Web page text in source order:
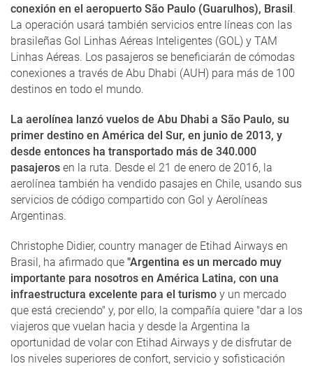
conexión en el aeropuerto São Paulo (Guarulhos), Brasil.
La operación usará también servicios entre líneas con las
brasileñas Gol Linhas Aéreas Inteligentes (GOL) y TAM
Linhas Aéreas. Los pasajeros se beneficiarán de cómodas
conexiones a través de Abu Dhabi (AUH) para más de 100
destinos en todo el mundo.
La aerolínea lanzó vuelos de Abu Dhabi a São Paulo, su
primer destino en América del Sur, en junio de 2013, y
desde entonces ha transportado más de 340.000
pasajeros en la ruta. Desde el 21 de enero de 2016, la
aerolínea también ha vendido pasajes en Chile, usando sus
servicios de código compartido con Gol y Aerolíneas
Argentinas.
Christophe Didier, country manager de Etihad Airways en
Brasil, ha afirmado que "Argentina es un mercado muy
importante para nosotros en América Latina, con una
infraestructura excelente para el turismo y un mercado
que está creciendo" y, por ello, la compañía quiere "dar a los
viajeros que vuelan hacia y desde la Argentina la
oportunidad de volar con Etihad Airways y de disfrutar de
los niveles superiores de confort, servicio y sofisticación